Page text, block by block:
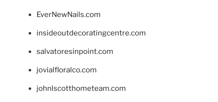
EverNewNails.com
insideoutdecoratingcentre.com
salvatoresinpoint.com
jovialfloralco.com
johnlscotthometeam.com